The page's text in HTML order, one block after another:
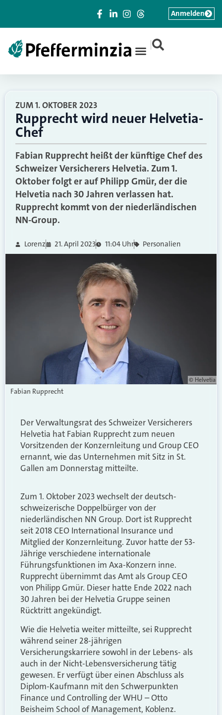
|
Anmelden
ZUM 1. OKTOBER 2023
Rupprecht wird neuer Helvetia-
Chef
Fabian Rupprecht heißt der künftige Chef des
Schweizer Versicherers Helvetia. Zum 1.
Oktober folgt er auf Philipp Gmür, der die
Helvetia nach 30 Jahren verlassen hat.
Rupprecht kommt von der niederländischen
NN-Group.
Lorenz 21. April 2023 11:04 Uhr Personalien
© Helvetia
Fabian Rupprecht
Der Verwaltungsrat des Schweizer Versicherers
Helvetia hat Fabian Rupprecht zum neuen
Vorsitzenden der Konzernleitung und Group CEO
ernannt, wie das Unternehmen mit Sitz in St.
Gallen am Donnerstag mitteilte.
Zum 1. Oktober 2023 wechselt der deutsch-
schweizerische Doppelbürger von der
niederländischen NN Group. Dort ist Rupprecht
seit 2018 CEO International Insurance und
Mitglied der Konzernleitung. Zuvor hatte der 53-
Jährige verschiedene internationale
Führungsfunktionen im Axa-Konzern inne.
Rupprecht übernimmt das Amt als Group CEO
von Philipp Gmür. Dieser hatte Ende 2022 nach
30 Jahren bei der Helvetia Gruppe seinen
Rücktritt angekündigt.
Wie die Helvetia weiter mitteilte, sei Rupprecht
während seiner 28-jährigen
Versicherungskarriere sowohl in der Lebens- als
auch in der Nicht-Lebensversicherung tätig
gewesen. Er verfügt über einen Abschluss als
Diplom-Kaufmann mit den Schwerpunkten
Finance und Controlling der WHU – Otto
Beisheim School of Management, Koblenz.